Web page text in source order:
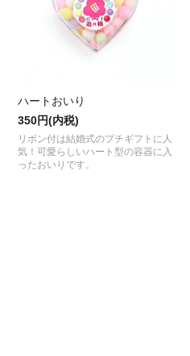
ハートおいり
350円(内税)
リボン付は結婚式のプチギフトに人
気！可愛らしいハート型の容器に入
ったおいりです。